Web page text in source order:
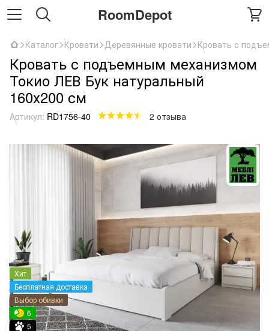
RoomDepot
Каталог Кровати Деревянные кровати Кровать с
Кровать с подъемным механизмом
Токио ЛЕВ Бук натуральный
160х200 см
Артикул: RD1756-40 2 отзыва
Хит
Бесплатная доставка
Выбор обивки
6
5